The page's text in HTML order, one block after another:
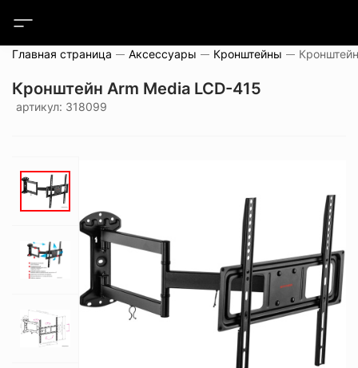
Главная страница Аксессуары Кронштейны
Кронштейн Arm Media LCD-415
артикул: 318099